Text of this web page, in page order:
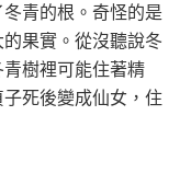
青的根。奇怪的是
果實。從沒聽說冬
樹裡可能住著精
死後變成仙女，住